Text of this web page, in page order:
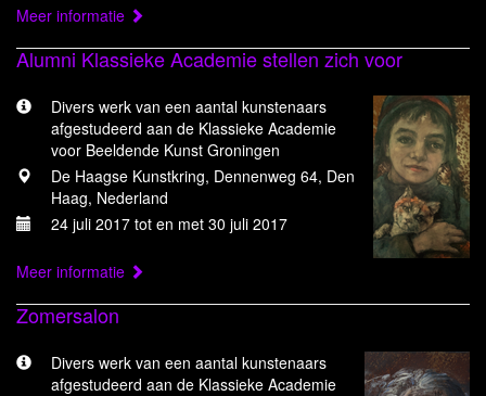
Meer informatie
Alumni Klassieke Academie stellen zich voor
Divers werk van een aantal kunstenaars
afgestudeerd aan de Klassieke Academie
voor Beeldende Kunst Groningen
De Haagse Kunstkring, Dennenweg 64, Den
Haag, Nederland
24 juli 2017 tot en met 30 juli 2017
Meer informatie
Zomersalon
Divers werk van een aantal kunstenaars
afgestudeerd aan de Klassieke Academie